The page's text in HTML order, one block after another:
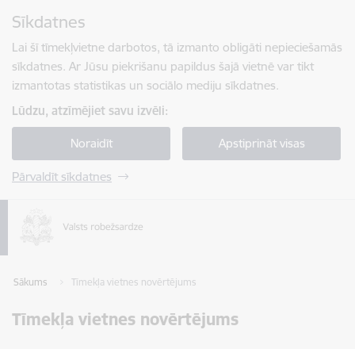
Sīkdatnes
Lai šī tīmekļvietne darbotos, tā izmanto obligāti nepieciešamās
sīkdatnes. Ar Jūsu piekrišanu papildus šajā vietnē var tikt
izmantotas statistikas un sociālo mediju sīkdatnes.
Lūdzu, atzīmējiet savu izvēli:
Noraidīt Apstiprināt visas
Pārvaldīt sīkdatnes
Sākums Tīmekļa vietnes novērtējums
Tīmekļa vietnes novērtējums